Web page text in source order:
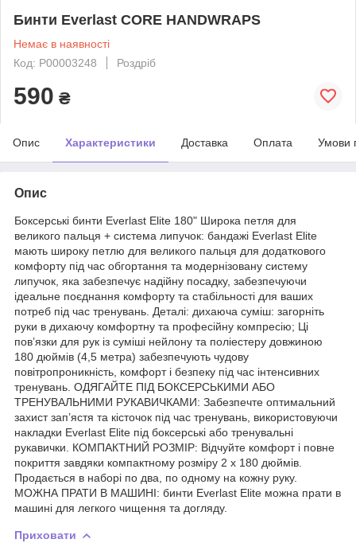
Бинти Everlast CORE HANDWRAPS
Немає в наявності
Код: P00003248
Роздріб
590 ₴
Опис Характеристики Доставка Оплата Умови
Опис
Боксерські бинти Everlast Elite 180" Широка петля для
великого пальця + система липучок: бандажі Everlast Elite
мають широку петлю для великого пальця для додаткового
комфорту під час обгортання та модернізовану систему
липучок, яка забезпечує надійну посадку, забезпечуючи
ідеальне поєднання комфорту та стабільності для ваших
потреб під час тренувань. Деталі: дихаюча суміш: загорніть
руки в дихаючу комфортну та професійну компресію; Ці
пов’язки для рук із суміші нейлону та поліестеру довжиною
180 дюймів (4,5 метра) забезпечують чудову
повітропроникність, комфорт і безпеку під час інтенсивних
тренувань. ОДЯГАЙТЕ ПІД БОКСЕРСЬКИМИ АБО
ТРЕНУВАЛЬНИМИ РУКАВИЧКАМИ: Забезпечте оптимальний
захист зап’ястя та кісточок під час тренувань, використовуючи
накладки Everlast Elite під боксерські або тренувальні
рукавички. КОМПАКТНИЙ РОЗМІР: Відчуйте комфорт і повне
покриття завдяки компактному розміру 2 x 180 дюймів.
Продається в наборі по два, по одному на кожну руку.
МОЖНА ПРАТИ В МАШИНІ: бинти Everlast Elite можна прати в
машині для легкого чищення та догляду.
Приховати